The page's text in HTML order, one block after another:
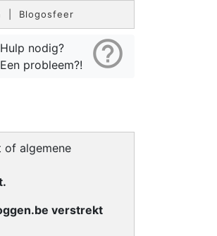
Blogosfeer
help_outline
Hulp nodig?
Een probleem?!
of algemene
verstrekt